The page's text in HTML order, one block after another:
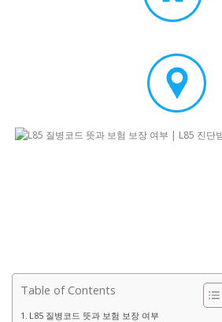
Table of Contents
L85 질병코드 뜻과 보험 보장 여부